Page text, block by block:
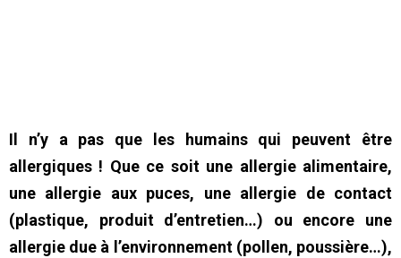
Il n’y a pas que les humains qui peuvent être
allergiques ! Que ce soit une allergie alimentaire,
une allergie aux puces, une allergie de contact
(plastique, produit d’entretien…) ou encore une
allergie due à l’environnement (pollen, poussière…),